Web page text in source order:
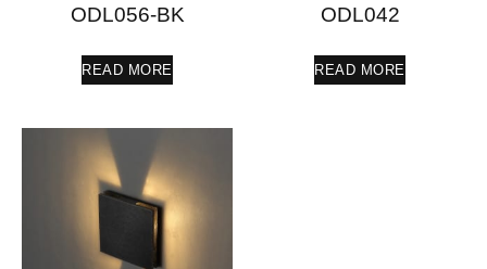
ODL056-BK
READ MORE
ODL042
READ MORE